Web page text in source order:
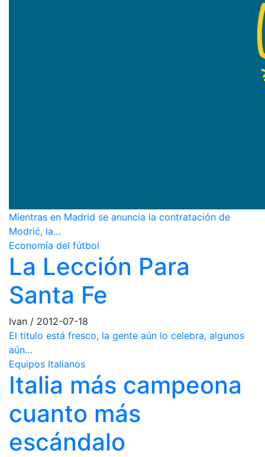
Mientras en Madrid se anuncia la contratación de
Modrić, la…
Economía del fútbol
La Lección Para
Santa Fe
Ivan / 2012-07-18
El titulo está fresco, la gente aún lo celebra, algunos
aún…
Equipos Italianos
Italia más campeona
cuanto más
escándalo